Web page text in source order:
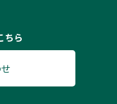
ちら